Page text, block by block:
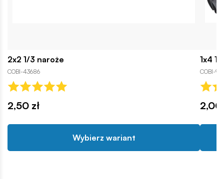
2x2 1/3 naroże
COBI-43686
2,50 zł
Wybierz wariant
1x4
COBI-
2,00